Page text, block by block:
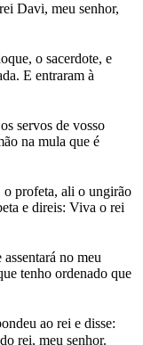
Davi, meu senhor,
o sacerdote, e
E entraram à
servos de vosso
na mula que é
o profeta, ali o ungirão
e direis: Viva o rei
no meu
tenho ordenado que
ao rei e disse:
rei, meu senhor.